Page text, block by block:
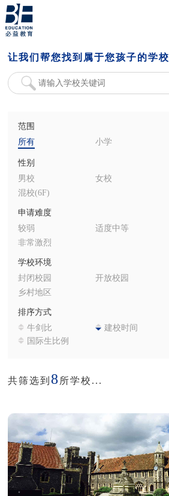
让我们帮您找到属于您孩子的学校
范围
所有
小学
性别
男校
女校
混校(6F)
申请难度
较弱
适度中等
非常激烈
学校环境
封闭校园
开放校园
乡村地区
排序方式
牛剑比
建校时间
国际生比例
共筛选到 8 所学校...